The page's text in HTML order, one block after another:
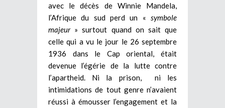
avec le décès de Winnie Mandela,
l’Afrique du sud perd un « symbole
majeur » surtout quand on sait que
celle qui a vu le jour le 26 septembre
1936 dans le Cap oriental, était
devenue l’égérie de la lutte contre
l’apartheid. Ni la prison, ni les
intimidations de tout genre n’avaient
réussi à émousser l’engagement et la